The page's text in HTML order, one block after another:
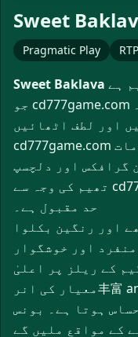
▶
Sweet
Pragmatic Play
Sweet Baklava
جو cd777game.com پر دستیاب ہے۔ Sweet Baklava
اور لطف اٹھائیں،
cd777game.com پر آسان لاگ ان اور زبردست انعامات
گرافکس اور دلچسپ
تھیم کی وجہ سے cd777 game کے چاہنے والوں میں بے
حد مقبول ہے۔
اور رنگین بکلوا
اور خوشگوار
کے ریلز پر اعلیٰ
معیار کی انر丰富 animations اور موسیقی کے ساتھ
ہوتا ہے۔ بونس
کے مواقع ملیں گے